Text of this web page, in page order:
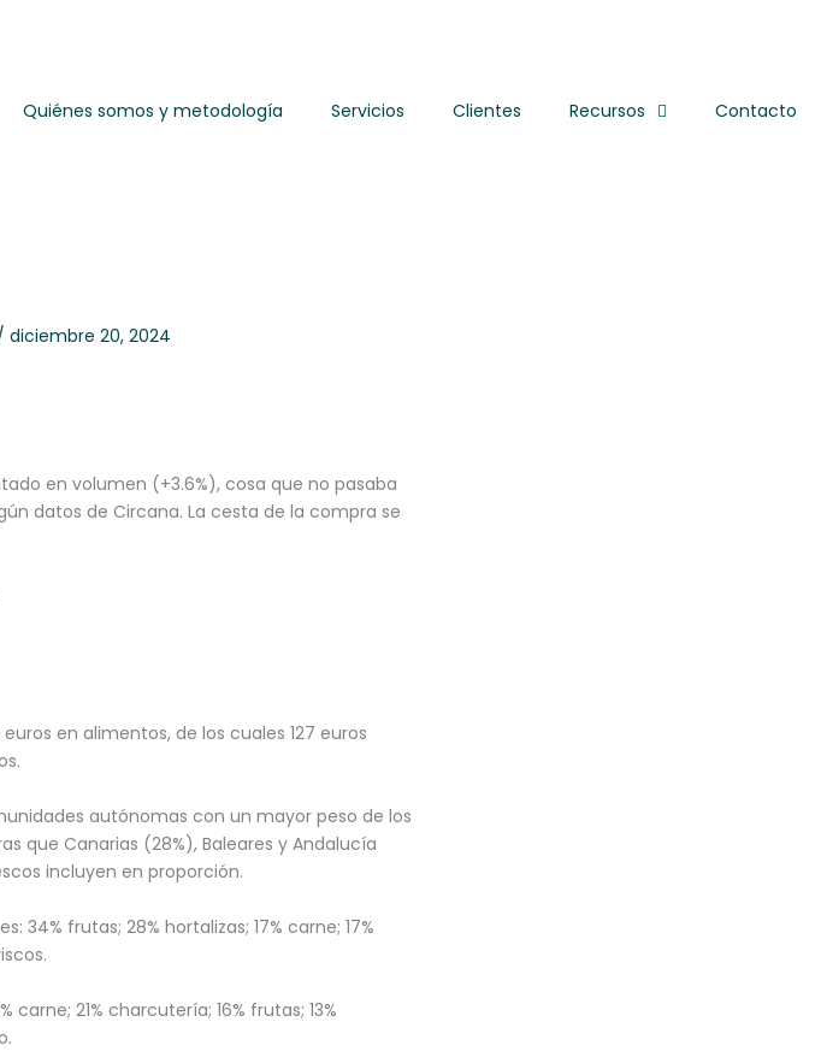
Quiénes somos y metodología
Servicios Clientes Recursos Contacto
diciembre 20, 2024
en volumen (+3.6%), cosa que no pasaba
datos de Circana. La cesta de la compra se
en alimentos, de los cuales 127 euros
autónomas con un mayor peso de los
que Canarias (28%), Baleares y Andalucía
incluyen en proporción.
34% frutas; 28% hortalizas; 17% carne; 17%
21% charcutería; 16% frutas; 13%